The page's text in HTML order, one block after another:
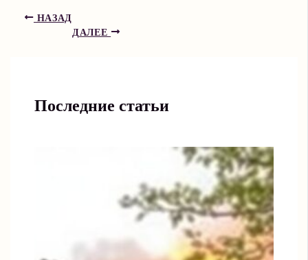
НАЗАД
ДАЛЕЕ
Последние статьи